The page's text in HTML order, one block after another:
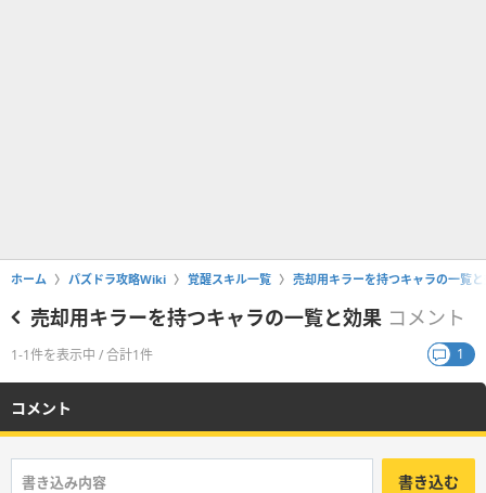
ホーム パズドラ攻略Wiki 覚醒スキル一覧 売却用キラーを持つキャラの一覧
売却用キラーを持つキャラの一覧と効果 コメント
1-1件を表示中 / 合計1件 1
コメント
書き込む